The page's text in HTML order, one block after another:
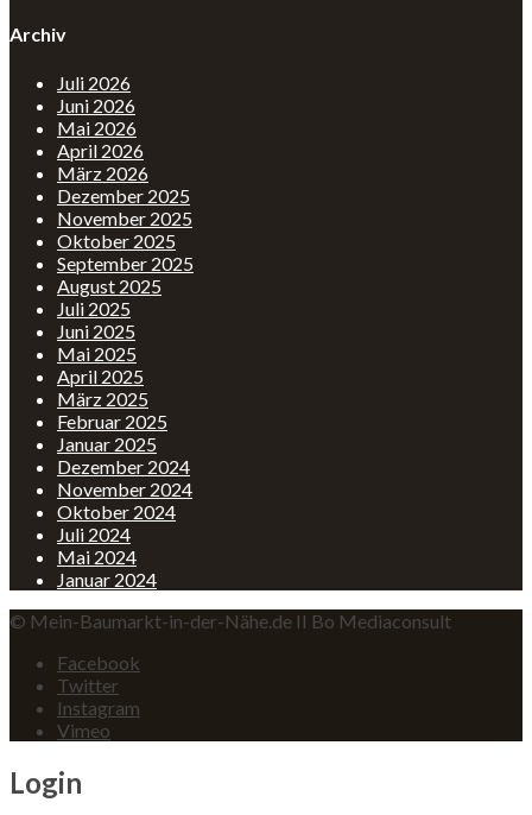
Archiv
Juli 2026
Juni 2026
Mai 2026
April 2026
März 2026
Dezember 2025
November 2025
Oktober 2025
September 2025
August 2025
Juli 2025
Juni 2025
Mai 2025
April 2025
März 2025
Februar 2025
Januar 2025
Dezember 2024
November 2024
Oktober 2024
Juli 2024
Mai 2024
Januar 2024
© Mein-Baumarkt-in-der-Nähe.de II Bo Mediaconsult
Facebook
Twitter
Instagram
Vimeo
Login